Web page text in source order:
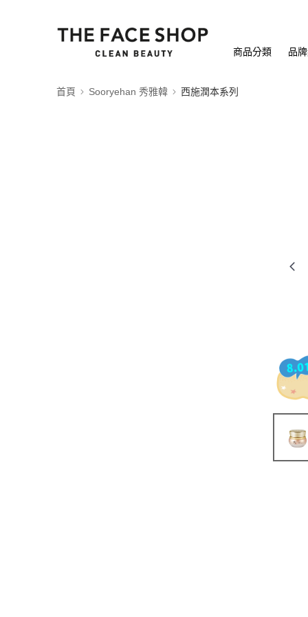
商品分類 品
首頁 Sooryehan 秀雅韓 西施潤本系列